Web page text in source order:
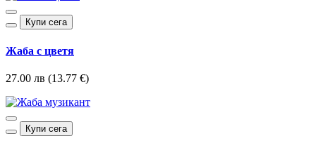
Купи сега
Жаба с цветя
27.00 лв (13.77 €)
Купи сега